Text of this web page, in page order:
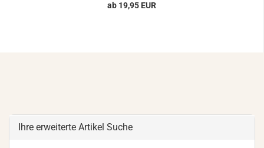
ab 19,95 EUR
Ihre erweiterte Artikel Suche